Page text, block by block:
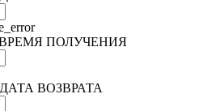
ПОЛУЧЕНИЯ
ВОЗВРАТА